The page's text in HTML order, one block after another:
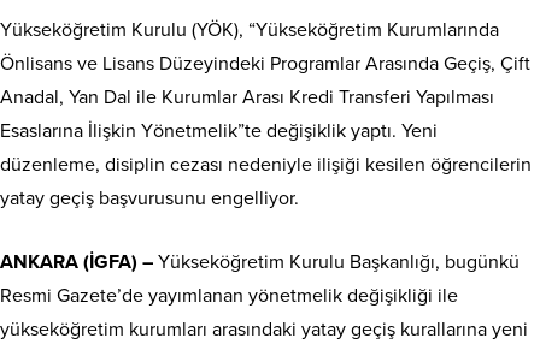
Yükseköğretim Kurulu (YÖK), “Yükseköğretim Kurumlarında
Önlisans ve Lisans Düzeyindeki Programlar Arasında Geçiş, Çift
Anadal, Yan Dal ile Kurumlar Arası Kredi Transferi Yapılması
Esaslarına İlişkin Yönetmelik”te değişiklik yaptı. Yeni
düzenleme, disiplin cezası nedeniyle ilişiği kesilen öğrencilerin
yatay geçiş başvurusunu engelliyor.
ANKARA (İGFA) – Yükseköğretim Kurulu Başkanlığı, bugünkü
Resmi Gazete’de yayımlanan yönetmelik değişikliği ile
yükseköğretim kurumları arasındaki yatay geçiş kurallarına yeni